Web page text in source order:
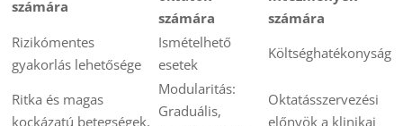
számára
számára
számára
Rizikómentes
gyakorlás lehetősége
Ismételhető
esetek
Költséghatékonyság
Ritka és magas
kockázatú betegségek,
Modularitás:
Graduális,
Oktatásszervezési
előnyök a klinikai